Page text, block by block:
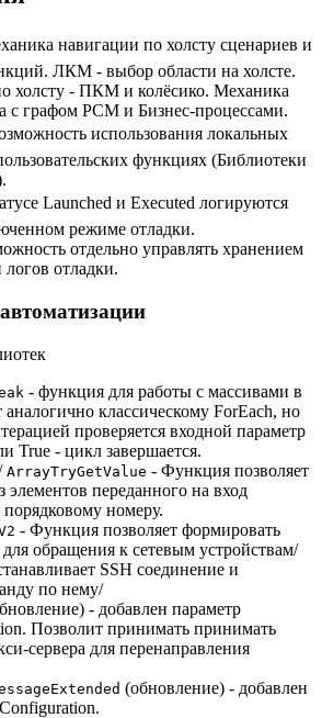
навигации по холсту сценариев и
ЛКМ - выбор области на холсте.
холсту - ПКМ и колёсико. Механика
с графом РСМ и Бизнес-процессами.
использования локальных
функциях (Библиотеки
Launched и Executed логируются
режиме отладки.
отдельно управлять хранением
логов отладки.
- функция для работы с массивами в
аналогично классическому ForEach, но
проверяется входной параметр
True - цикл завершается.
ArrayTryGetValue - Функция позволяет
элементов переданного на вход
номеру.
- Функция позволяет формировать
обращения к сетевым устройствам/
SSH соединение и
по нему/
- добавлен параметр
Позволит принимать принимать
сервера для перенаправления
(обновление) - добавлен